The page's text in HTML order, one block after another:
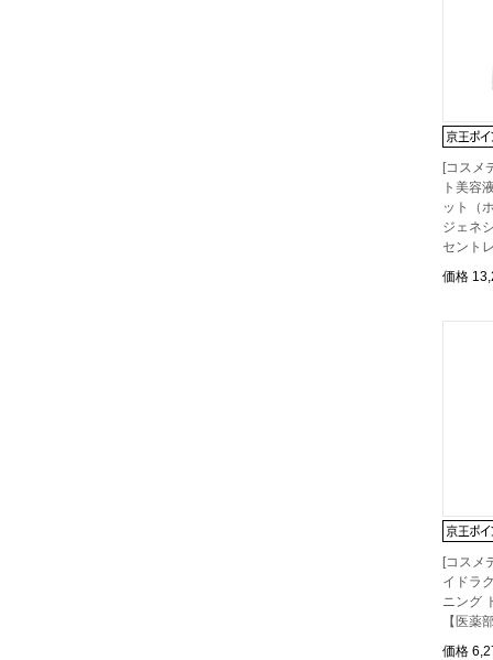
[コスメ
ト美容
ット（
ジェネ
セント
価格
[コスメ
イドラ
ニング
【医薬
価格